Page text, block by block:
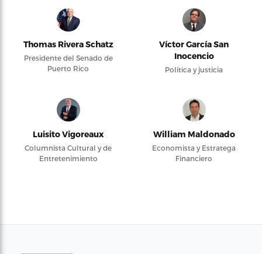
Thomas Rivera Schatz
Presidente del Senado de
Puerto Rico
Víctor García San
Inocencio
Política y justicia
Luisito Vigoreaux
Columnista Cultural y de
Entretenimiento
William Maldonado
Economista y Estratega
Financiero